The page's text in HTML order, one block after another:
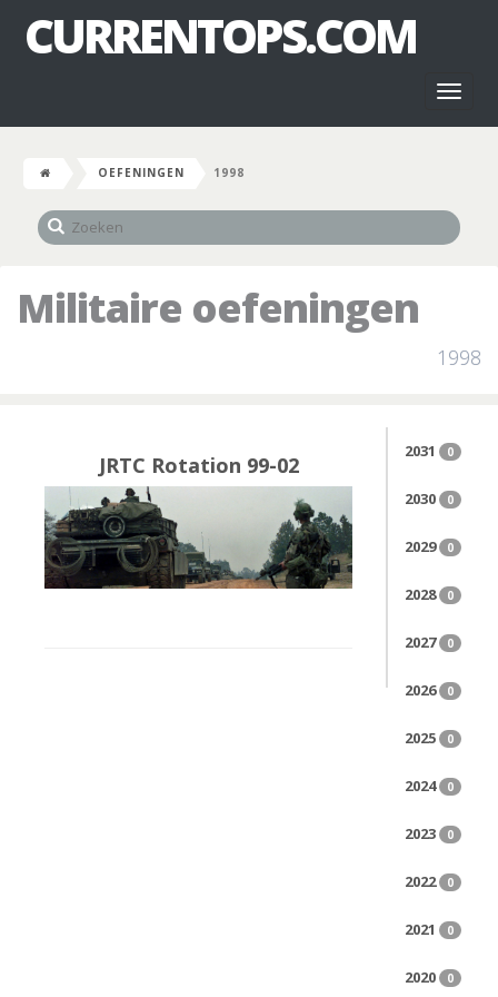
CURRENTOPS.COM
OEFENINGEN 1998
Militaire oefeningen
1998
2031 0
2030 0
2029 0
2028 0
2027 0
2026 0
2025 0
2024 0
2023 0
2022 0
2021 0
2020 0
JRTC Rotation 99-02